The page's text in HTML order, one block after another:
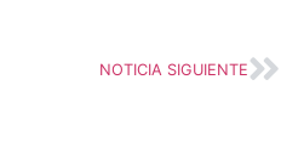
NOTICIA SIGUIENTE